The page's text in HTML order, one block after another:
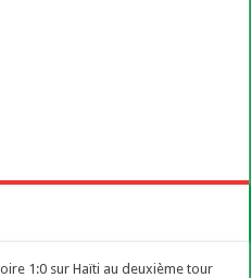
1:0 sur Haïti au deuxième tour